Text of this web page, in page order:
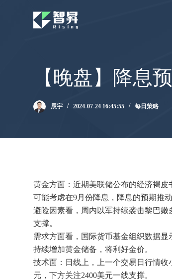
【晚盘】降息
辰宇 2024-07-24 16:45:55 每日策略
黄金方面：近期美联储公布的经济褐
可能考虑在9月份降息，降息的预期推动
避险因素看，周内以军持续袭击黎巴
支撑。
需求方面看，国际货币基金组织数据显
持续增加黄金储备，将利好金价。
技术面：日线上，上一个交易日行情
元，下方关注2400美元一线支撑。